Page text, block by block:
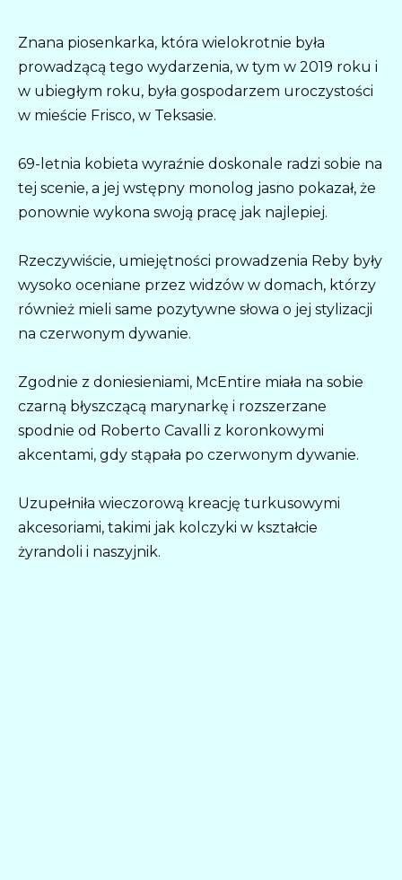
Znana piosenkarka, która wielokrotnie była
prowadzącą tego wydarzenia, w tym w 2019 roku i
w ubiegłym roku, była gospodarzem uroczystości
w mieście Frisco, w Teksasie.
69-letnia kobieta wyraźnie doskonale radzi sobie na
tej scenie, a jej wstępny monolog jasno pokazał, że
ponownie wykona swoją pracę jak najlepiej.
Rzeczywiście, umiejętności prowadzenia Reby były
wysoko oceniane przez widzów w domach, którzy
również mieli same pozytywne słowa o jej stylizacji
na czerwonym dywanie.
Zgodnie z doniesieniami, McEntire miała na sobie
czarną błyszczącą marynarkę i rozszerzane
spodnie od Roberto Cavalli z koronkowymi
akcentami, gdy stąpała po czerwonym dywanie.
Uzupełniła wieczorową kreację turkusowymi
akcesoriami, takimi jak kolczyki w kształcie
żyrandoli i naszyjnik.